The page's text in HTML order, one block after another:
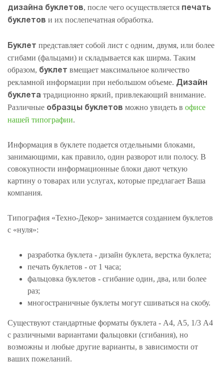
дизайна буклетов, после чего осуществляется печать
буклетов и их послепечатная обработка.
Буклет представляет собой лист с одним, двумя, или более
сгибами (фальцами) и складывается как ширма. Таким
образом, буклет вмещает максимальное количество
рекламной информации при небольшом объеме. Дизайн
буклета традиционно яркий, привлекающий внимание.
Различные образцы буклетов можно увидеть в офисе
нашей типографии.
Информация в буклете подается отдельными блоками,
занимающими, как правило, один разворот или полосу. В
совокупности информационные блоки дают четкую
картину о товарах или услугах, которые предлагает Ваша
компания.
Типография «Техно-Декор» занимается созданием буклетов
с «нуля»:
разработка буклета - дизайн буклета, верстка буклета;
печать буклетов - от 1 часа;
фальцовка буклетов - сгибание один, два, или более
раз;
многостраничные буклеты могут сшиваться на скобу.
Существуют стандартные форматы буклета - А4, А5, 1/3 А4
с различными вариантами фальцовки (сгибания), но
возможны и любые другие варианты, в зависимости от
ваших пожеланий.